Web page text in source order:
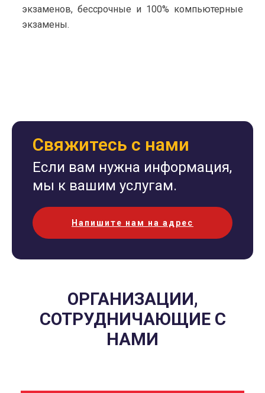
экзаменов, бессрочные и 100% компьютерные
экзамены.
Свяжитесь с нами
Если вам нужна информация,
мы к вашим услугам.
Напишите нам на адрес
ОРГАНИЗАЦИИ,
СОТРУДНИЧАЮЩИЕ С
НАМИ